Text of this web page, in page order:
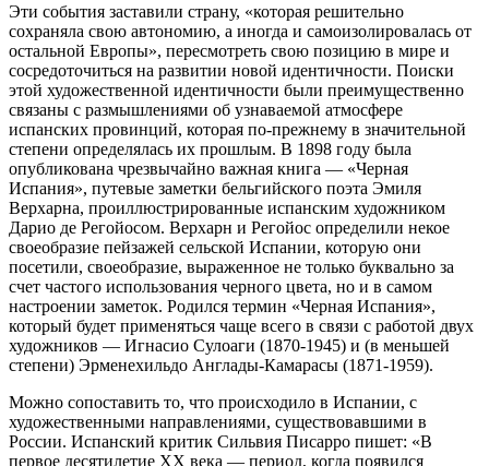
Эти события заставили страну, «которая решительно
сохраняла свою автономию, а иногда и самоизолировалась от
остальной Европы», пересмотреть свою позицию в мире и
сосредоточиться на развитии новой идентичности. Поиски
этой художественной идентичности были преимущественно
связаны с размышлениями об узнаваемой атмосфере
испанских провинций, которая по-прежнему в значительной
степени определялась их прошлым. В 1898 году была
опубликована чрезвычайно важная книга — «Черная
Испания», путевые заметки бельгийского поэта Эмиля
Верхарна, проиллюстрированные испанским художником
Дарио де Регойосом. Верхарн и Регойос определили некое
своеобразие пейзажей сельской Испании, которую они
посетили, своеобразие, выраженное не только буквально за
счет частого использования черного цвета, но и в самом
настроении заметок. Родился термин «Черная Испания»,
который будет применяться чаще всего в связи с работой двух
художников — Игнасио Сулоаги (1870-1945) и (в меньшей
степени) Эрменехильдо Англады-Камарасы (1871-1959).
Можно сопоставить то, что происходило в Испании, с
художественными направлениями, существовавшими в
России. Испанский критик Сильвия Писарро пишет: «В
первое десятилетие XX века — период, когда появился